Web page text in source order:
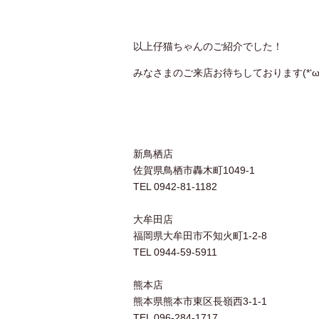
以上仔猫ちゃんのご紹介でした！
みなさまのご来店お待ちしております
新鳥栖店
佐賀県鳥栖市轟木町1049-1
TEL 0942-81-1182
大牟田店
福岡県大牟田市不知火町1-2-8
TEL 0944-59-5911
熊本店
熊本県熊本市東区長嶺西3-1-1